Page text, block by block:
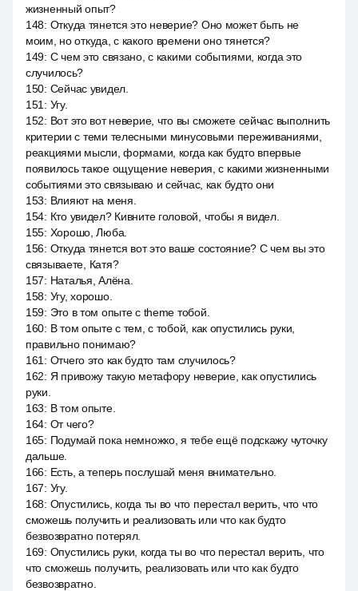
жизненный опыт?
148: Откуда тянется это неверие? Оно может быть не
моим, но откуда, с какого времени оно тянется?
149: С чем это связано, с какими событиями, когда это
случилось?
150: Сейчас увидел.
151 : Угу.
152: Вот это вот неверие, что вы сможете сейчас выполнить
критерии с теми телесными минусовыми переживаниями,
реакциями мысли, формами, когда как будто впервые
появилось такое ощущение неверия, с какими жизненными
событиями это связываю и сейчас, как будто они
153: Влияют на меня.
154: Кто увидел? Кивните головой, чтобы я видел.
155: Хорошо, Люба.
156: Откуда тянется вот это ваше состояние? С чем вы это
связываете, Катя?
157: Наталья, Алёна.
158: Угу, хорошо.
159: Это в том опыте с theme тобой.
160: В том опыте с тем, с тобой, как опустились руки,
правильно понимаю?
161 : Отчего это как будто там случилось?
162: Я привожу такую метафору неверие, как опустились
руки.
163: В том опыте.
164: От чего?
165: Подумай пока немножко, я тебе ещё подскажу чуточку
дальше.
166: Есть, а теперь послушай меня внимательно.
167: Угу.
168: Опустились, когда ты во что перестал верить, что что
сможешь получить и реализовать или что как будто
безвозвратно потерял.
169: Опустились руки, когда ты во что перестал верить, что
что сможешь получить, реализовать или что как будто
безвозвратно.